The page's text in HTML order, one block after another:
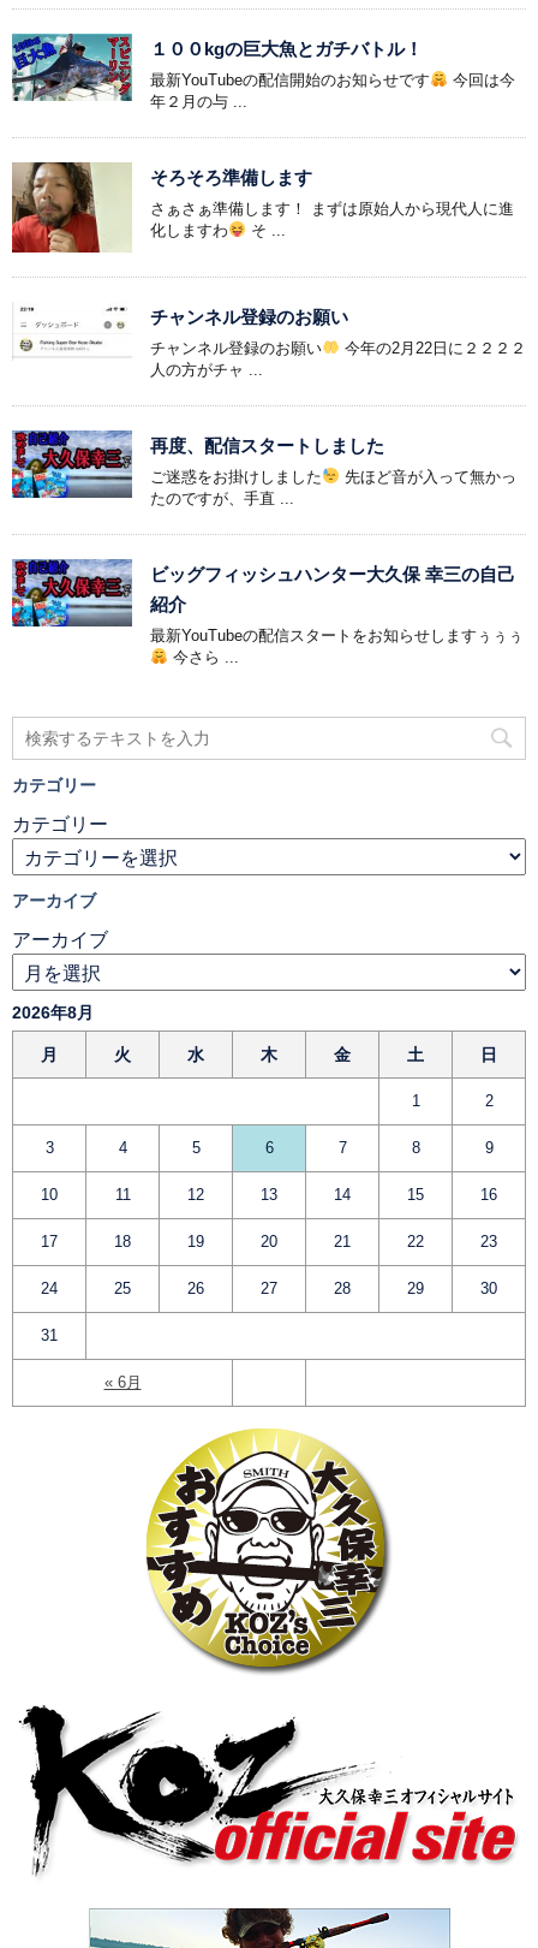
１００kgの巨大魚とガチバトル！
最新YouTubeの配信開始のお知らせです
今回は今
年２月の与 ...
そろそろ準備します
さぁさぁ準備します！ まずは原始人から現代人に進
化しますわ
そ ...
チャンネル登録のお願い
チャンネル登録のお願い
今年の2月22日に２２２２
人の方がチャ ...
再度、配信スタートしました
ご迷惑をお掛けしました
先ほど音が入って無かっ
たのですが、手直 ...
ビッグフィッシュハンター大久保 幸三の自己
紹介
最新YouTubeの配信スタートをお知らせしますぅぅぅ
今さら ...
カテゴリー
カテゴリー
アーカイブ
アーカイブ
2026年8月
月 火 水 木 金 土 日
« 6月
1 2
3 4 5 6 7 8 9
10 11 12 13 14 15 16
17 18 19 20 21 22 23
24 25 26 27 28 29 30
31